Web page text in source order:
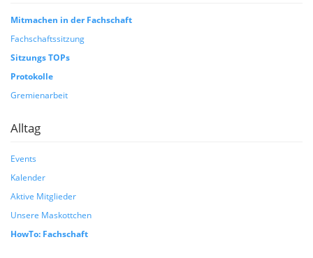
Mitmachen in der Fachschaft
Fachschaftssitzung
Sitzungs TOPs
Protokolle
Gremienarbeit
Alltag
Events
Kalender
Aktive Mitglieder
Unsere Maskottchen
HowTo: Fachschaft